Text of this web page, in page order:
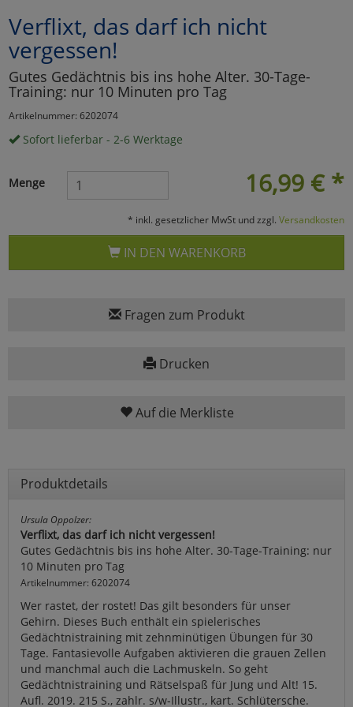
Verflixt, das darf ich nicht
vergessen!
Gutes Gedächtnis bis ins hohe Alter. 30-Tage-
Training: nur 10 Minuten pro Tag
Artikelnummer: 6202074
Sofort lieferbar - 2-6 Werktage
16,99 € *
Menge
* inkl. gesetzlicher MwSt und zzgl. Versandkosten
IN DEN WARENKORB
Fragen zum Produkt
Drucken
Auf die Merkliste
Produktdetails
Ursula Oppolzer:
Verflixt, das darf ich nicht vergessen!
Gutes Gedächtnis bis ins hohe Alter. 30-Tage-Training: nur
10 Minuten pro Tag
Artikelnummer: 6202074
Wer rastet, der rostet! Das gilt besonders für unser
Gehirn. Dieses Buch enthält ein spielerisches
Gedächtnistraining mit zehnminütigen Übungen für 30
Tage. Fantasievolle Aufgaben aktivieren die grauen Zellen
und manchmal auch die Lachmuskeln. So geht
Gedächtnistraining und Rätselspaß für Jung und Alt! 15.
Aufl. 2019. 215 S., zahlr. s/w-Illustr., kart. Schlütersche.
Marketing
Umfragetools
Cookies
Alle Akzeptieren
Einstellungen speichern
zurück